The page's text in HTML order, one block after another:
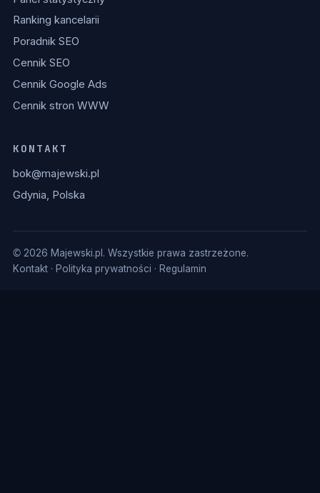
Ranking kancelarii
Poradnik SEO
Cennik SEO
Cennik Google Ads
Cennik stron WWW
KONTAKT
bok@majewski.pl
Gdynia, Polska
© 2026 Majewski.pl. Wszystkie prawa zastrzeżone.
Kontakt· Polityka prywatności · Regulamin